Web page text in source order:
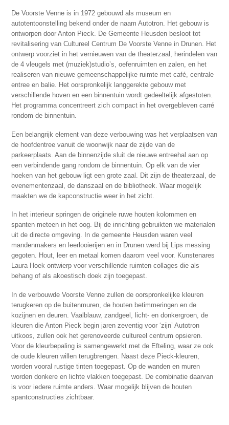
De Voorste Venne is in 1972 gebouwd als museum en
autotentoonstelling bekend onder de naam Autotron. Het gebouw is
ontworpen door Anton Pieck. De Gemeente Heusden besloot tot
revitalisering van Cultureel Centrum De Voorste Venne in Drunen. Het
ontwerp voorziet in het vernieuwen van de theaterzaal, herindelen van
de 4 vleugels met (muziek)studio’s, oefenruimten en zalen, en het
realiseren van nieuwe gemeenschappelijke ruimte met café, centrale
entree en balie. Het oorspronkelijk langgerekte gebouw met
verschillende hoven en een binnentuin wordt gedeeltelijk afgestoten.
Het programma concentreert zich compact in het overgebleven carré
rondom de binnentuin.
Een belangrijk element van deze verbouwing was het verplaatsen van
de hoofdentree vanuit de woonwijk naar de zijde van de
parkeerplaats. Aan de binnenzijde sluit de nieuwe entreehal aan op
een verbindende gang rondom de binnentuin. Op elk van de vier
hoeken van het gebouw ligt een grote zaal. Dit zijn de theaterzaal, de
evenementenzaal, de danszaal en de bibliotheek. Waar mogelijk
maakten we de kapconstructie weer in het zicht.
In het interieur springen de originele ruwe houten kolommen en
spanten meteen in het oog. Bij de inrichting gebruikten we materialen
uit de directe omgeving. In de gemeente Heusden waren veel
mandenmakers en leerlooierijen en in Drunen werd bij Lips messing
gegoten. Hout, leer en metaal komen daarom veel voor. Kunstenares
Laura Hoek ontwierp voor verschillende ruimten collages die als
behang of als akoestisch doek zijn toegepast.
In de verbouwde Voorste Venne zullen de oorspronkelijke kleuren
terugkeren op de buitenmuren, de houten betimmeringen en de
kozijnen en deuren. Vaalblauw, zandgeel, licht- en donkergroen, de
kleuren die Anton Pieck begin jaren zeventig voor ‘zijn’ Autotron
uitkoos, zullen ook het gerenoveerde cultureel centrum opsieren.
Voor de kleurbepaling is samengewerkt met de Efteling, waar ze ook
de oude kleuren willen terugbrengen. Naast deze Pieck-kleuren,
worden vooral rustige tinten toegepast. Op de wanden en muren
worden donkere en lichte vlakken toegepast. De combinatie daarvan
is voor iedere ruimte anders. Waar mogelijk blijven de houten
spantconstructies zichtbaar.